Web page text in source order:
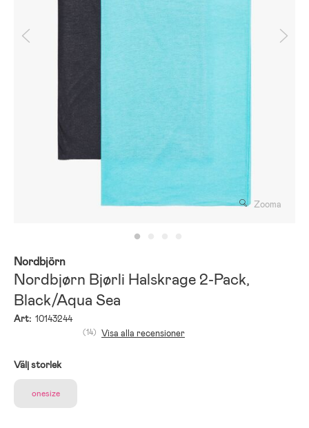
Zooma
Nordbjörn
Nordbjørn Bjørli Halskrage 2-Pack,
Black/Aqua Sea
Art: 10143244
(14) Visa alla recensioner
Välj storlek
onesize